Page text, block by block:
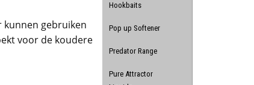
kunnen gebruiken
voor de koudere
Hookbaits
Pop up Softener
Predator Range
Pure Attractor